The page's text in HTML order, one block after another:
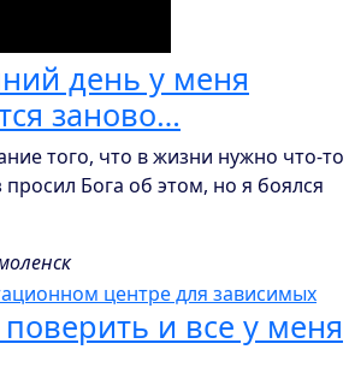
день у меня
заново…
того, что в жизни нужно что-то
Бога об этом, но я боялся
и все у меня